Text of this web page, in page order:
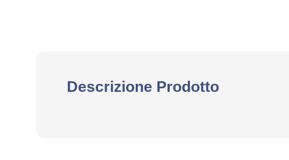
Descrizione Prodotto